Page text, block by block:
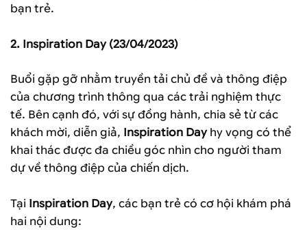
bạn trẻ.
2. Inspiration Day(23/04/2023)
Buổi gặp gỡ nhằm truyền tải chủ đề và thông điệp
của chương trình thông qua các trải nghiệm thực
tế. Bên cạnh đó, với sự đồng hành, chia sẻ từ các
khách mời, diễn giả, Inspiration Dayhy vọng có thể
khai thác được đa chiều góc nhìn cho người tham
dự về thông điệp của chiến dịch.
Tại Inspiration Day, các bạn trẻ có cơ hội khám phá
hai nội dung: